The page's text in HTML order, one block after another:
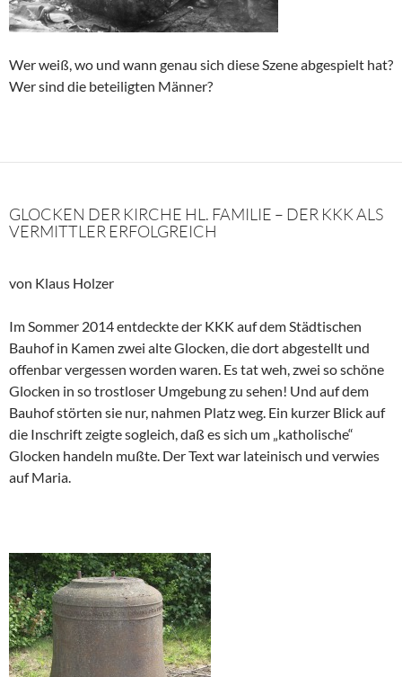
Wer weiß, wo und wann genau sich diese Szene abgespielt hat?
Wer sind die beteiligten Männer?
GLOCKEN DER KIRCHE HL. FAMILIE – DER KKK ALS
VERMITTLER ERFOLGREICH
von Klaus Holzer
Im Sommer 2014 entdeckte der KKK auf dem Städtischen
Bauhof in Kamen zwei alte Glocken, die dort abgestellt und
offenbar vergessen worden waren. Es tat weh, zwei so schöne
Glocken in so trostloser Umgebung zu sehen! Und auf dem
Bauhof störten sie nur, nahmen Platz weg. Ein kurzer Blick auf
die Inschrift zeigte sogleich, daß es sich um „katholische“
Glocken handeln mußte. Der Text war lateinisch und verwies
auf Maria.